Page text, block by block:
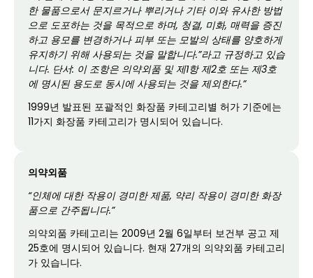
한 물품으로서 문지르거나 뿌리거나 기타 이와 유사한 방법
으로 도포하는 것을 목적으로 하며, 청결, 미화, 매력을 증진
하고 용모를 변경하거나 피부 또는 모발의 상태를 양호하게
유지하기 위해 사용되는 것을 말합니다.”라고 규정하고 있습
니다. 단서: 이 조항은 의약외품 및 제1항 제2호 또는 제3호
에 명시된 용도로 동시에 사용되는 것을 제외한다.”
1999년 발표된 포괄적인 화장품 카테고리별 허가 기준에는
11가지 화장품 카테고리가 명시되어 있습니다.
의약외품
“인체에 대한 작용이 경미한 제품, 약리 작용이 경미한 화장
품으로 간주됩니다.”
의약외품 카테고리는 2009년 2월 6일부터 보건부 공고 제
25호에 명시되어 있습니다. 현재 27개의 의약외품 카테고리
가 있습니다.